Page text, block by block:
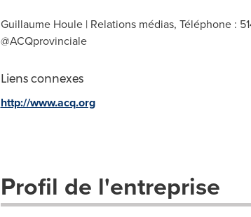
Guillaume Houle | Relations médias, Téléphone :
@ACQprovinciale
Liens connexes
http://www.acq.org
Profil de l'entreprise